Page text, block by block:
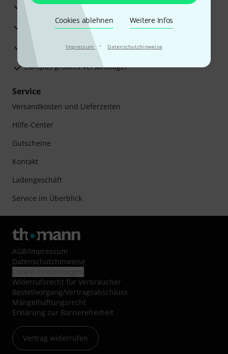
Cookies ablehnen Weitere Infos
Impressum · Datenschutzhinweise
Reparaturservice
Beratung durch Fachexperten
Zufriedenheitsgarantie
Europas größtes Versandlager
Service
Versandkosten und Lieferzeiten
Hilfe-Center
Gutscheine
Kontakt
Ladengeschäft
Service im Überblick
AGB/Impressum
Datenschutzhinweise
Widerrufsrecht für Verbraucher
Bestellvorgang/Vertragsabschluss
Mängelhaftungsrecht
Erklärung zur Barrierefreiheit
Vertrag widerrufen